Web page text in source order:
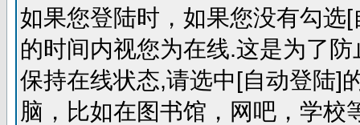
如果您登陆时，如果您没有勾选
的时间内视您为在线.这是为了
保持在线状态,请选中[自动登陆]
脑，比如在图书馆，网吧，学